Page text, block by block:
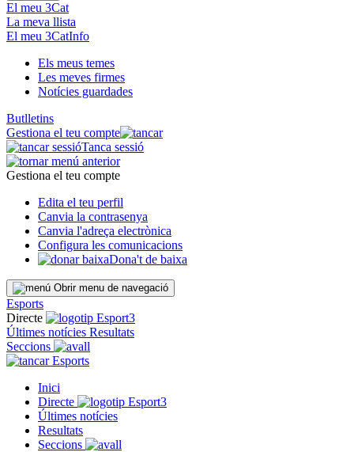
El meu 3Cat
La meva llista
El meu 3CatInfo
Els meus temes
Les meves firmes
Notícies guardades
Butlletins
Gestiona el teu compte
Tanca sessió
Gestiona el teu compte
Edita el teu perfil
Canvia la contrasenya
Canvia l'adreça electrònica
Configura les comunicacions
Dona't de baixa
Obrir menu de navegació
Esports
Directe
Últimes notícies Resultats
Seccions
Esports
Inici
Directe
Últimes notícies
Resultats
Seccions